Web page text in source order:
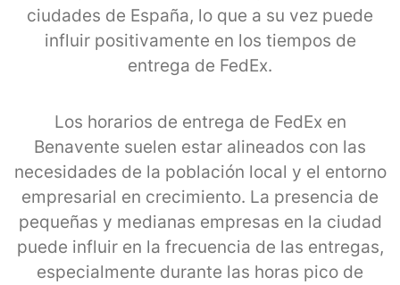
ciudades de España, lo que a su vez puede
influir positivamente en los tiempos de
entrega de FedEx.
Los horarios de entrega de FedEx en
Benavente suelen estar alineados con las
necesidades de la población local y el entorno
empresarial en crecimiento. La presencia de
pequeñas y medianas empresas en la ciudad
puede influir en la frecuencia de las entregas,
especialmente durante las horas pico de